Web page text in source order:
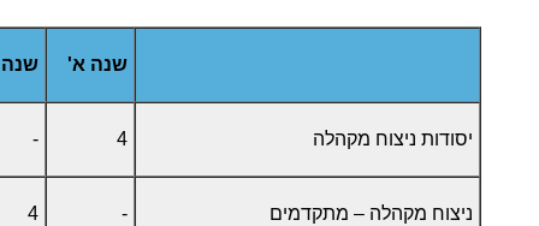
שנה א'
יסודות ניצוח מקהלה 4
-
ניצוח מקהלה – מתקדמים -
4